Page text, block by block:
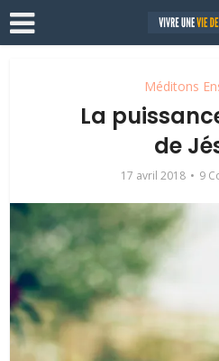
Méditons
La
de
17 avril 2018 9